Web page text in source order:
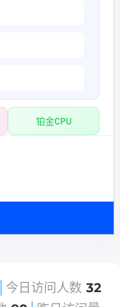
铂金CPU
今日访问人数 32